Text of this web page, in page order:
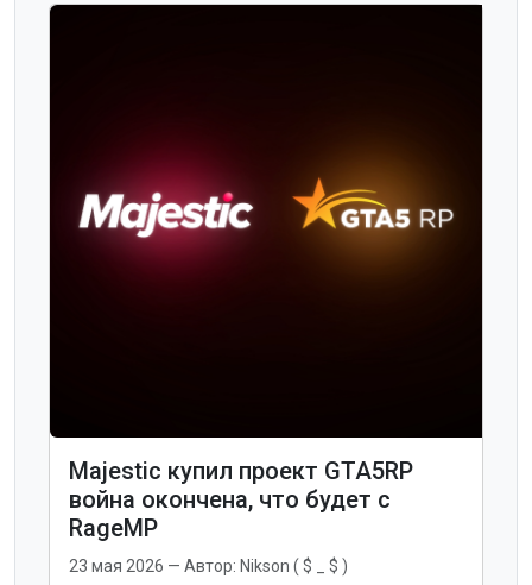
Majestic купил проект GTA5RP
война окончена, что будет с
RageMP
23 мая 2026 — Автор: Nikson ( $ _ $ )